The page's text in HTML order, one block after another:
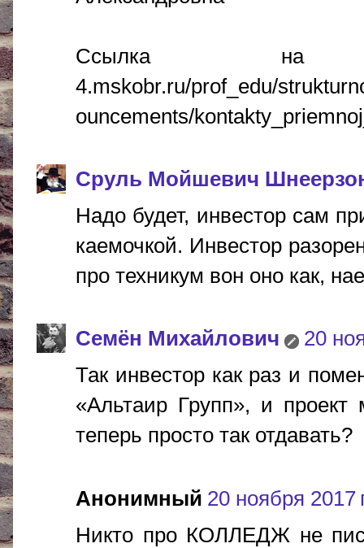
Ссылка на
4.mskobr.ru/prof_edu/
ouncements/
Сруль Мойшевич
Надо будет, инвестор сам
каемочкой. Инвестор
про техникум вон оно как,
Cемён Михайлович
20
Так инвестор как раз и
«Альтаир Групп», и
теперь просто так отдавать?
Анонимный 20 ноября 2017
Никто про КОЛЛЕДЖ не